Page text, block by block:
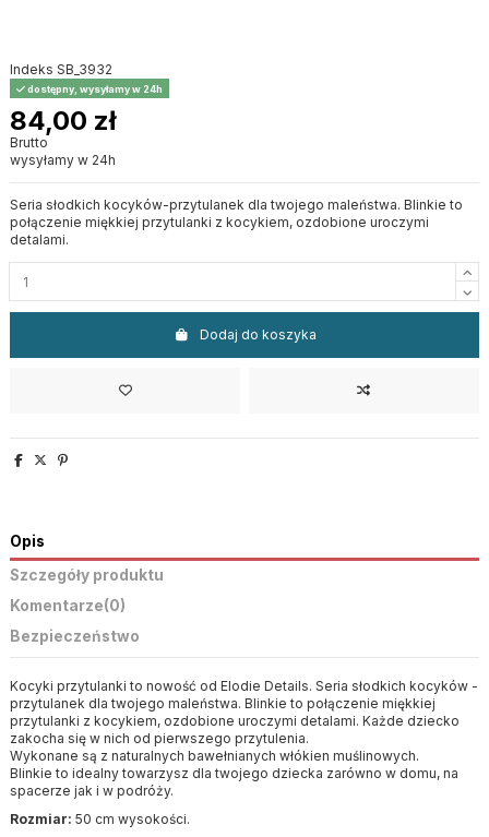
Indeks SB_3932
dostępny, wysyłamy w 24h
84,00 zł
Brutto
wysyłamy w 24h
Seria słodkich kocyków-przytulanek dla twojego maleństwa. Blinkie to
połączenie miękkiej przytulanki z kocykiem, ozdobione uroczymi
detalami.
Dodaj do koszyka
Opis
Szczegóły produktu
Komentarze(0)
Bezpieczeństwo
Kocyki przytulanki to nowość od Elodie Details. Seria słodkich kocyków -
przytulanek dla twojego maleństwa. Blinkie to połączenie miękkiej
przytulanki z kocykiem, ozdobione uroczymi detalami. Każde dziecko
zakocha się w nich od pierwszego przytulenia.
Wykonane są z naturalnych bawełnianych włókien muślinowych.
Blinkie to idealny towarzysz dla twojego dziecka zarówno w domu, na
spacerze jak i w podróży.
Rozmiar: 50 cm wysokości.